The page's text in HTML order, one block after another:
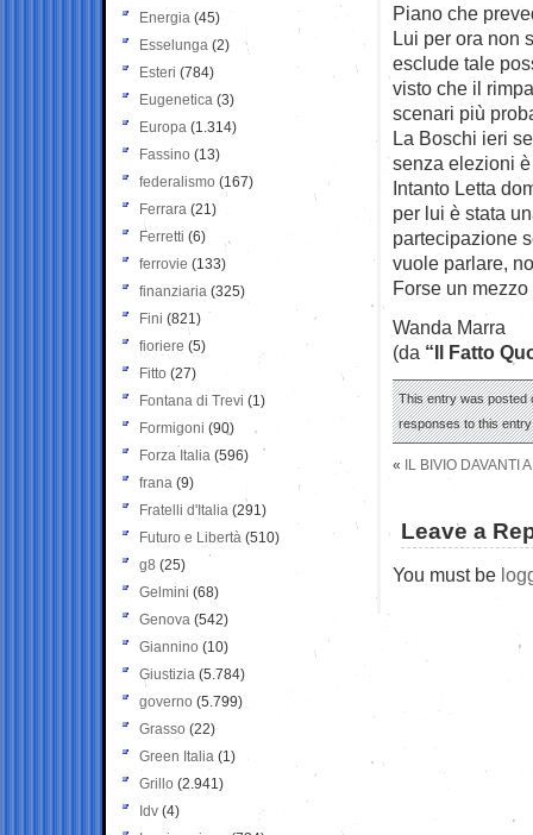
Piano che
Lui per ora non
esclude tale
visto che il
scenari più
La Boschi ieri
senza elezioni
Intanto Letta
per lui è stata
partecipazione
vuole parlare,
Forse un
Wanda Marra
(da “Il Fatto
This entry was posted
responses to this
« IL BIVIO DAVANTI
Leave a
You must be
Energia (45)
Esselunga (2)
Esteri (784)
Eugenetica (3)
Europa (1.314)
Fassino (13)
federalismo (167)
Ferrara (21)
Ferretti (6)
ferrovie (133)
finanziaria (325)
Fini (821)
fioriere (5)
Fitto (27)
Fontana di Trevi (1)
Formigoni (90)
Forza Italia (596)
frana (9)
Fratelli d'Italia (291)
Futuro e Libertà (510)
g8 (25)
Gelmini (68)
Genova (542)
Giannino (10)
Giustizia (5.784)
governo (5.799)
Grasso (22)
Green Italia (1)
Grillo (2.941)
Idv (4)